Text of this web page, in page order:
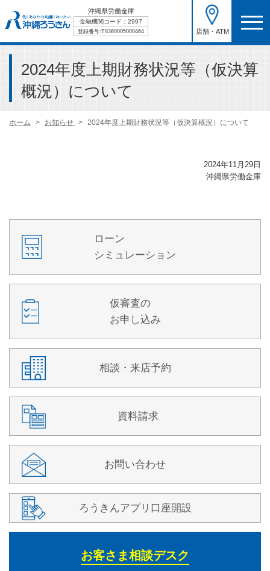
沖縄県労働金庫
金融機関コード：2997
登録番号:T8360005000464 店舗・ATM
2024年度上期財務状況等（仮決算
概況）について
ホーム お知らせ 2024年度上期財務状況等（仮決算概況）について
2024年11月29日
沖縄県労働金庫
ローン
シミュレーション
仮審査の
お申し込み
相談・来店予約
資料請求
お問い合わせ
ろうきんアプリ口座開設
お客さま相談デスク